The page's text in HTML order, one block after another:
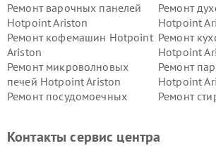
Ремонт варочных панелей
Hotpoint Ariston
Ремонт
Hotpoint
Ремонт кофемашин Hotpoint
Ariston
Ремонт
Hotpoint
Ремонт микроволновых
печей Hotpoint Ariston
Ремонт
Hotpoint
Ремонт посудомоечных
Ремонт
Hotpoint Ariston
Hotpoint
Контакты сервис центра